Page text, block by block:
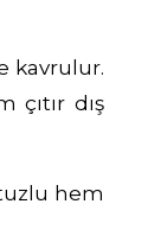
kavrulur.
çıtır dış
hem